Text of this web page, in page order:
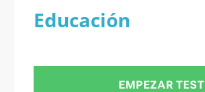
Educación
EMPEZAR TEST